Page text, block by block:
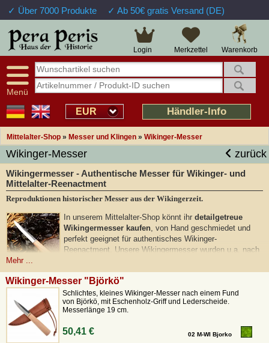
✓ Über 7000 Produkte ✓ Ab 50€ gratis Versand (DE)
Warenkorb
Merkzettel
Login
Menü
EUR Händler-Info
Mittelalter-Shop » Messer und Klingen » Wikinger-Messer
Wikinger-Messer zurück
Wikingermesser - Authentische Messer für Wikinger- und
Mittelalter-Reenactment
Reproduktionen historischer Messer aus der Wikingerzeit.
In unserem Mittelalter-Shop könnt ihr detailgetreue
Wikingermesser kaufen , von Hand geschmiedet und
perfekt geeignet für authentisches Wikinger-
Reenactment. Unsere Wikingermesser wurden u.a. nach
Haithabugefertigt undsind mit Holzgriffen und Griffteilen
aus Horn und Knochen versehen. Erhältlich mit
Kohlenstoffstahl oder mehrlagigem Damaststahl versehen. Alle unsere
Wikingermesser haben solide Scheiden aus Leder, zum Teil auch mit
authentischen Beschlägen.
Wikingermesser – Historische Repliken für authentisches
Mehr ...
Wikinger-Messer "Björkö"
Schlichtes, kleines Wikinger-Messer nach einem Fund
von Björkö, mit Eschenholz-Griff und Lederscheide.
Messerlänge 19 cm.
50,41 € 02 M-WI Bjorko